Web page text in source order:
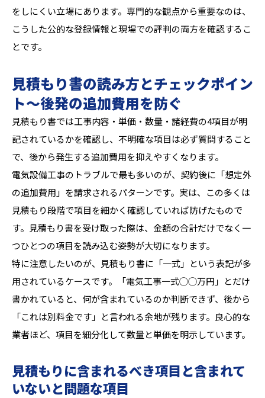
をしにくい立場にあります。専門的な観点から重要なのは、
こうした公的な登録情報と現場での評判の両方を確認するこ
とです。
見積もり書の読み方とチェックポイン
ト〜後発の追加費用を防ぐ
見積もり書では工事内容・単価・数量・諸経費の4項目が明
記されているかを確認し、不明確な項目は必ず質問すること
で、後から発生する追加費用を抑えやすくなります。
電気設備工事のトラブルで最も多いのが、契約後に「想定外
の追加費用」を請求されるパターンです。実は、この多くは
見積もり段階で項目を細かく確認していれば防げたもので
す。見積もり書を受け取った際は、金額の合計だけでなく一
つひとつの項目を読み込む姿勢が大切になります。
特に注意したいのが、見積もり書に「一式」という表記が多
用されているケースです。「電気工事一式◯◯万円」とだけ
書かれていると、何が含まれているのか判断できず、後から
「これは別料金です」と言われる余地が残ります。良心的な
業者ほど、項目を細分化して数量と単価を明示しています。
見積もりに含まれるべき項目と含まれて
いないと問題な項目